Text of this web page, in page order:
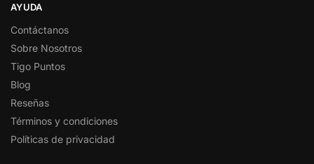
AYUDA
Contáctanos
Sobre Nosotros
Tigo Puntos
Blog
Reseñas
Términos y condiciones
Políticas de privacidad